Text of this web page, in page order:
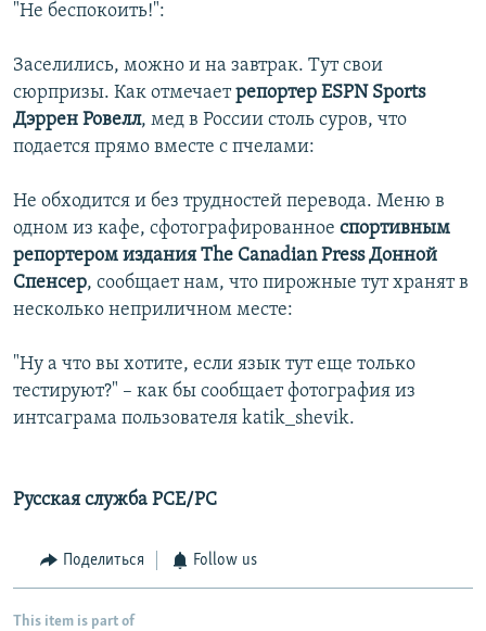
"Не беспокоить!":
Заселились, можно и на завтрак. Тут свои
сюрпризы. Как отмечаетрепортер ESPN Sports
Дэррен Ровелл, мед в России столь суров, что
подается прямо вместе с пчелами:
Не обходится и без трудностей перевода. Меню в
одном из кафе, сфотографированное спортивным
репортером издания The Canadian Press Донной
Спенсер, сообщает нам, что пирожные тут хранят в
несколько неприличном месте:
"Ну а что вы хотите, если язык тут еще только
тестируют?" – как бы сообщает фотография из
интсаграма пользователя katik_shevik.
Русская служба РСЕ/РС
Поделиться Follow us
This item is part of